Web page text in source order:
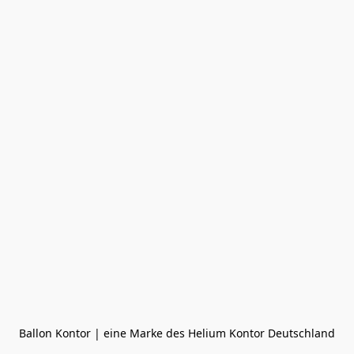
Ballon Kontor | eine Marke des Helium Kontor Deutschland